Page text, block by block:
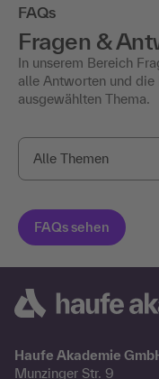
FAQs
Fragen &
In unserem Bereich
alle Antworten und die
ausgewählten Thema.
Haufe Akademie
Munzinger Str. 9